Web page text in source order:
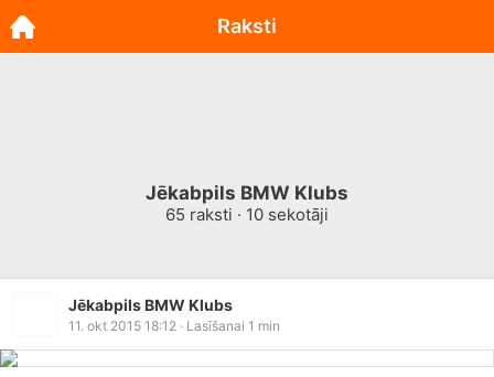
Jēkabpils BMW Klubs
65 raksti · 10 sekotāji
Jēkabpils BMW Klubs
11. okt 2015 18:12 · Lasīšanai 1 min
Raksti